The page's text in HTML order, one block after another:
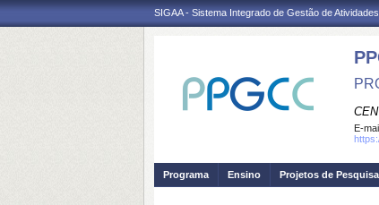
SIGAA - Sistema Integrado de Gestão de
E-
Programa Ensino Projetos de Pesquisa